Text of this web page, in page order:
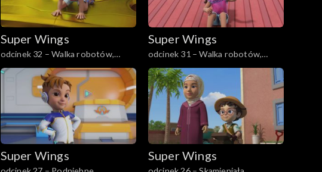
Super Wings
odcinek 32 – Walka robotów,
część 2
Super Wings
odcinek 31 – Walka robotów,
część 1
Super Wings Super Wings